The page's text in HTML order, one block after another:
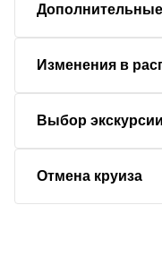
Изменения в
Выбор экскурсии
Отмена круиза